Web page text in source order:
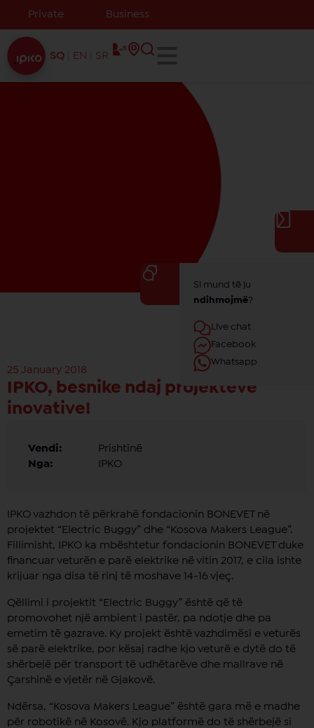
Private Business
SQ EN SR
25 January 2018
IPKO, besnike ndaj projekteve
inovative!
Vendi:
Prishtinë
Nga:
IPKO
IPKO vazhdon të përkrahë fondacionin BONEVET në
projektet “Electric Buggy” dhe “Kosova Makers League”.
Fillimisht, IPKO ka mbështetur fondacionin BONEVET duke
financuar veturën e parë elektrike në vitin 2017, e cila ishte
krijuar nga disa të rinj të moshave 14-16 vjeç.
Qëllimi i projektit “Electric Buggy” është që të
promovohet një ambient i pastër, pa ndotje dhe pa
emetim të gazrave. Ky projekt është vazhdimësi e veturës
së parë elektrike, por kësaj radhe kjo veturë e dytë do të
shërbejë për transport të udhëtarëve dhe mallrave në
Çarshinë e vjetër në Gjakovë.
Ndërsa, “Kosova Makers League” është gara më e madhe
për robotikë në Kosovë. Kjo platformë do të shërbejë si
Si mund të ju
ndihmojmë?
Live chat
Facebook
Whatsapp